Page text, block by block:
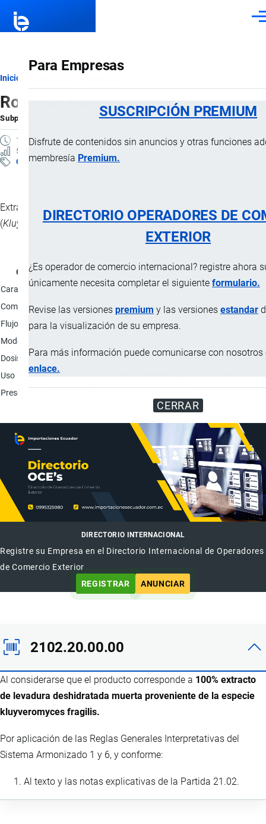
Para Empresas
SUSCRIPCIÓN PREMIUM
Disfrute de contenidos sin anuncios y otras funciones
membresía Premium.
DIRECTORIO OPERADORES DE
EXTERIOR
¿Es operador de comercio internacional? registre ahora
únicamente necesita completar el siguiente formulario.
Revise las versiones premium y las versiones estandar
para la visualización de su empresa.
Para más información puede comunicarse con nosotros
enlace.
CERRAR
Ruta
de
navegación
Inicio
Rovimax NX Plus
Subpartida Arancelaria porImportaciones …, 30 Diciembre, 2024
1 MINUTO
5 VISTAS
Clasificación Arancelaria
Extracto hidrolizado de levadura deshidratada muerta
(Kluyveromyces fragilis) enriquecido en nucleótidos libres.
Característica
Características físicas Polvo amarillo a marrón.
Composición
100% Extracto de levadura Kluyveromyces
Flujograma de procesoControl de entrada; Se hace el hidrólisis de la
Modo de usar
Dosis
Para uso en la fabricación de piensos para
Uso
Presentación
DIRECTORIO INTERNACIONAL
Registre su Empresa en el Directorio Internacional de Operadores
de Comercio Exterior
REGISTRAR
ANUNCIAR
2102.20.00.00
Al considerarse que el producto corresponde a 100% extracto
de levadura deshidratada muerta proveniente de la especie
kluyveromyces fragilis.
Por aplicación de las Reglas Generales Interpretativas del
Sistema Armonizado 1 y 6, y conforme:
Al texto y las notas explicativas de la Partida 21.02.